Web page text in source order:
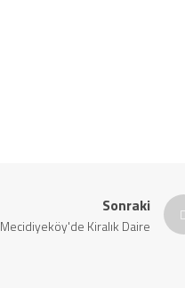
Sonraki
Mecidiyeköy'de Kiralık Daire